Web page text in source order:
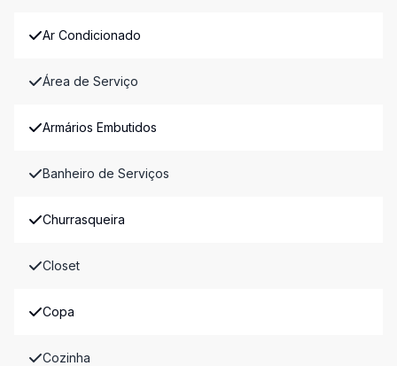
Ar Condicionado
Área de Serviço
Armários Embutidos
Banheiro de Serviços
Churrasqueira
Closet
Copa
Cozinha